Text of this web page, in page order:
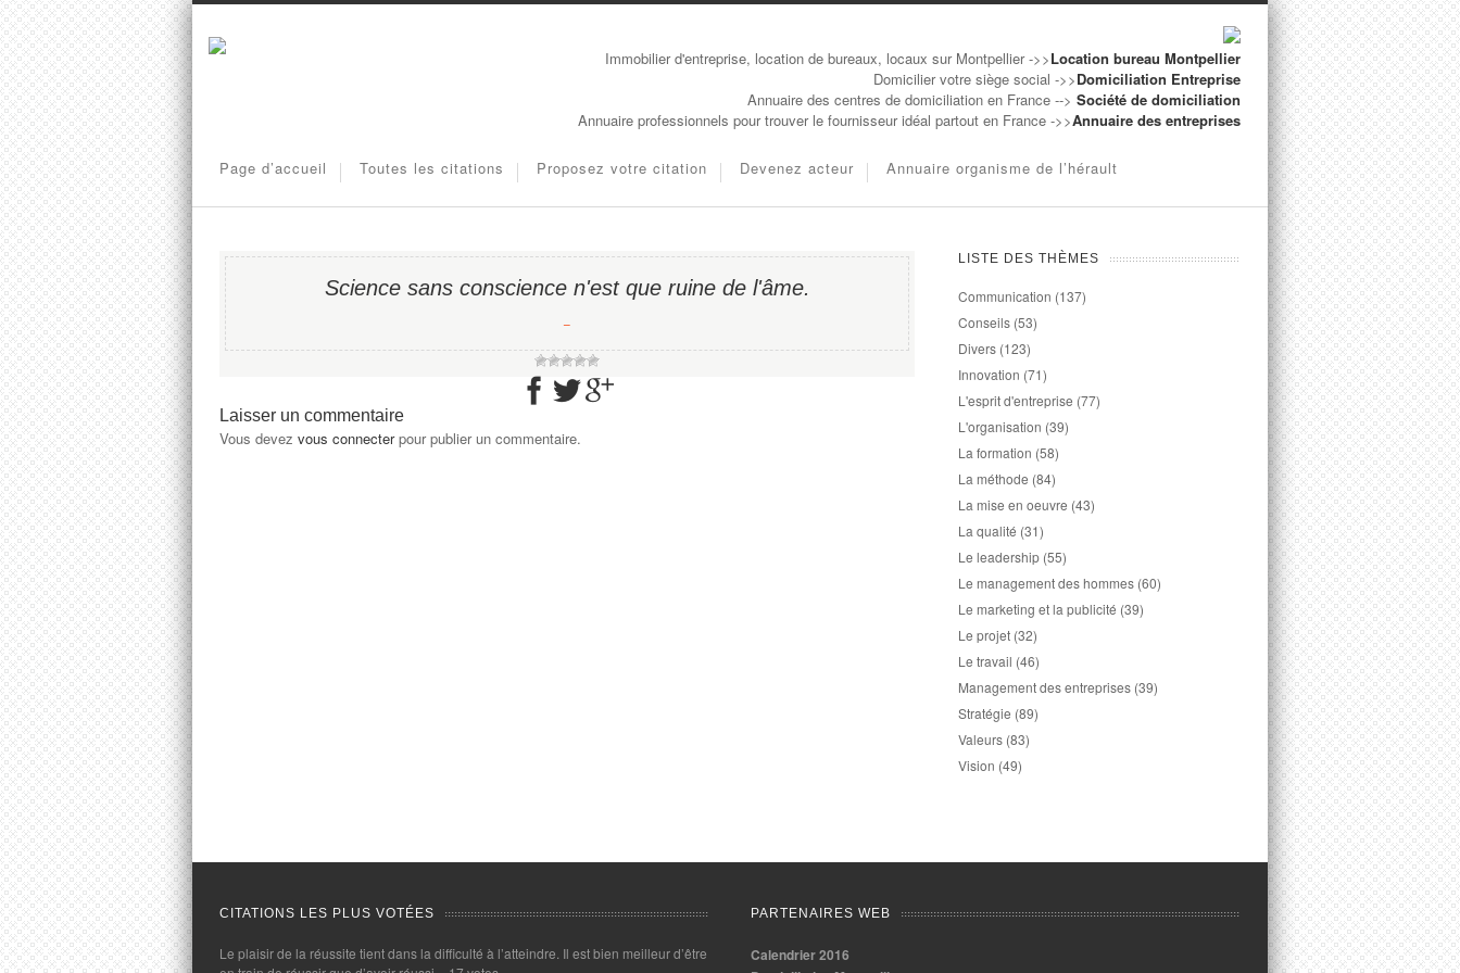
Immobilier d'entreprise, location de bureaux, locaux sur Montpellier ->>Location bureau Montpellier
Domicilier votre siège social ->>Domiciliation Entreprise
Annuaire des centres de domiciliation en France --> Société de domiciliation
Annuaire professionnels pour trouver le fournisseur idéal partout en France ->>Annuaire des entreprises
Page d’accueil Toutes les citations Proposez votre citation Devenez acteur Annuaire organisme de l’hérault
Science sans conscience n'est que ruine de l'âme.
−
Laisser un commentaire
Vous devez vous connecterpour publier un commentaire.
LISTE DES THÈMES
Communication (137)
Conseils (53)
Divers (123)
Innovation (71)
L'esprit d'entreprise (77)
L'organisation (39)
La formation (58)
La méthode (84)
La mise en oeuvre (43)
La qualité (31)
Le leadership (55)
Le management des hommes (60)
Le marketing et la publicité (39)
Le projet (32)
Le travail (46)
Management des entreprises (39)
Stratégie (89)
Valeurs (83)
Vision (49)
CITATIONS LES PLUS VOTÉES
Le plaisir de la réussite tient dans la difficulté à l’atteindre. Il est bien meilleur d’être
PARTENAIRES WEB
Calendrier 2016